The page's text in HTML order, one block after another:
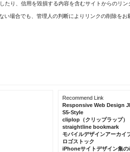
たり、信用を毀損する内容を含むサイトからのリン
い場合でも、管理人の判断によりリンクの削除をお
Recommend Link
Responsive Web Design
S5-Style
cliplop（クリップラップ）
straightline bookmark
モバイルデザインアーカイ
ロゴストック
iPhoneサイトデザイン集